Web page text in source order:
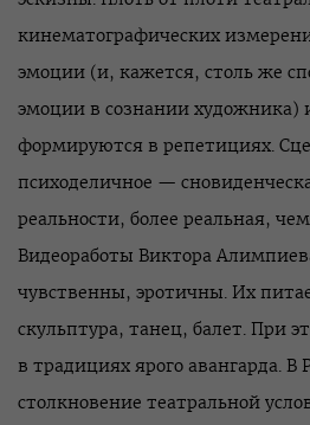
кинематографических
эмоции (и, кажется, столь же
эмоции в сознании художника)
формируются в репетициях.
психоделичное —
реальности, более реальная,
Видеоработы Виктора
чувственны, эротичны. Их
скульптура, танец, балет. При
в традициях ярого авангарда. В
столкновение театральной